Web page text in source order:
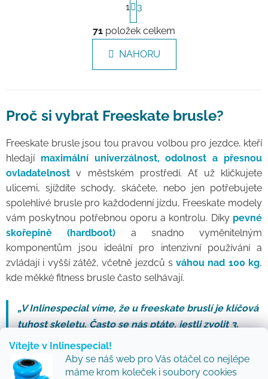
Vítejte v Inlinespecial!
Aby se náš web pro Vás otáčel co nejlépe
máme krom koleček i soubory cookies
Ovládací prvky výpisu
1 3
71 položek celkem
NAHORU
Proč si vybrat Freeskate brusle?
Freeskate brusle jsou tou pravou volbou pro jezdce, kteří
hledají maximální univerzálnost, odolnost a přesnou
ovladatelnost v městském prostředí. Ať už kličkujete
ulicemi, sjíždíte schody, skáčete, nebo jen potřebujete
spolehlivé brusle pro každodenní jízdu, Freeskate modely
vám poskytnou potřebnou oporu a kontrolu. Díky pevné
skořepině (hardboot) a snadno vyměnitelným
komponentům jsou ideální pro intenzivní používání a
zvládají i vyšší zátěž, včetně jezdců sváhou nad 100 kg,
kde měkké fitness brusle často selhávají.
„V Inlinespecial víme, že u freeskate bruslí je klíčová
tuhost skeletu. Často se nás ptáte, jestli zvolit 3,
nebo 4 kolečka. Naše zkušenost z testování je
taková, že pro rychlý přesun městem vítězí
3x110mm, ale pro maximální kontrolu a slalom